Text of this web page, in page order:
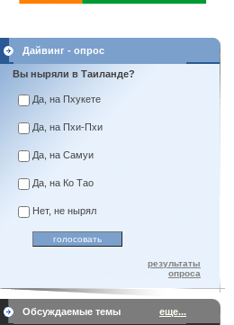
Дайвинг - опрос
Вы ныряли в Таиланде?
Да, на Пхукете
Да, на Пхи-Пхи
Да, на Самуи
Да, на Ко Тао
Нет, не нырял
результаты
опроса
Обсуждаемые темы
еще...